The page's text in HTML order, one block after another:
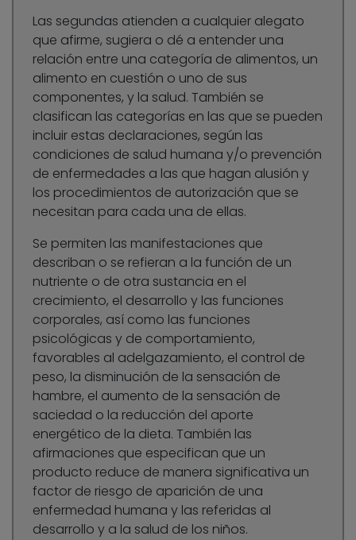
Las segundas atienden a cualquier alegato
que afirme, sugiera o dé a entender una
relación entre una categoría de alimentos, un
alimento en cuestión o uno de sus
componentes, y la salud. También se
clasifican las categorías en las que se pueden
incluir estas declaraciones, según las
condiciones de salud humana y/o prevención
de enfermedades a las que hagan alusión y
los procedimientos de autorización que se
necesitan para cada una de ellas.
Se permiten las manifestaciones que
describan o se refieran a la función de un
nutriente o de otra sustancia en el
crecimiento, el desarrollo y las funciones
corporales, así como las funciones
psicológicas y de comportamiento,
favorables al adelgazamiento, el control de
peso, la disminución de la sensación de
hambre, el aumento de la sensación de
saciedad o la reducción del aporte
energético de la dieta. También las
afirmaciones que especifican que un
producto reduce de manera significativa un
factor de riesgo de aparición de una
enfermedad humana y las referidas al
desarrollo y a la salud de los niños.